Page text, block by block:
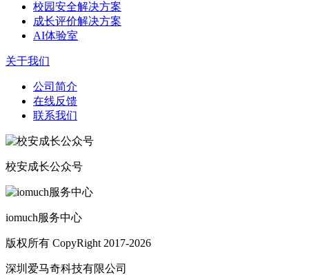
校园安全解决方案
成长评价解决方案
AI体验室
关于我们
公司简介
在线反馈
联系我们
校安成长公众号
iomuch服务中心
版权所有 CopyRight 2017-2026
深圳爱马奇科技有限公司